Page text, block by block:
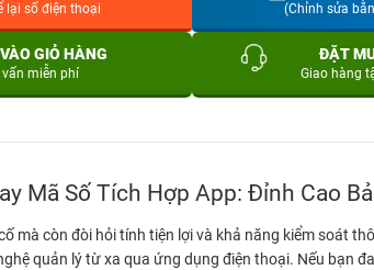
lại số điện thoại (Chỉnh sửa
GIỎ HÀNG
vấn miễn phí
ĐẶT
Giao hàng
Mã Số Tích Hợp App: Đỉnh Cao
mà còn đòi hỏi tính tiện lợi và khả năng kiểm soát
quản lý từ xa qua ứng dụng điện thoại. Nếu bạn